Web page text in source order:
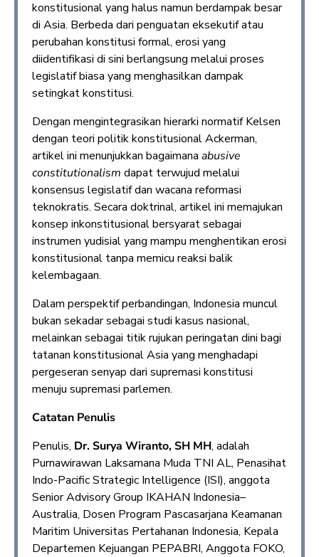
konstitusional yang halus namun berdampak besar
di Asia. Berbeda dari penguatan eksekutif atau
perubahan konstitusi formal, erosi yang
diidentifikasi di sini berlangsung melalui proses
legislatif biasa yang menghasilkan dampak
setingkat konstitusi.
Dengan mengintegrasikan hierarki normatif Kelsen
dengan teori politik konstitusional Ackerman,
artikel ini menunjukkan bagaimana abusive
constitutionalism dapat terwujud melalui
konsensus legislatif dan wacana reformasi
teknokratis. Secara doktrinal, artikel ini memajukan
konsep inkonstitusional bersyarat sebagai
instrumen yudisial yang mampu menghentikan erosi
konstitusional tanpa memicu reaksi balik
kelembagaan.
Dalam perspektif perbandingan, Indonesia muncul
bukan sekadar sebagai studi kasus nasional,
melainkan sebagai titik rujukan peringatan dini bagi
tatanan konstitusional Asia yang menghadapi
pergeseran senyap dari supremasi konstitusi
menuju supremasi parlemen.
Catatan Penulis
Penulis, Dr. Surya Wiranto, SH MH, adalah
Purnawirawan Laksamana Muda TNI AL, Penasihat
Indo-Pacific Strategic Intelligence (ISI), anggota
Senior Advisory Group IKAHAN Indonesia–
Australia, Dosen Program Pascasarjana Keamanan
Maritim Universitas Pertahanan Indonesia, Kepala
Departemen Kejuangan PEPABRI, Anggota FOKO,